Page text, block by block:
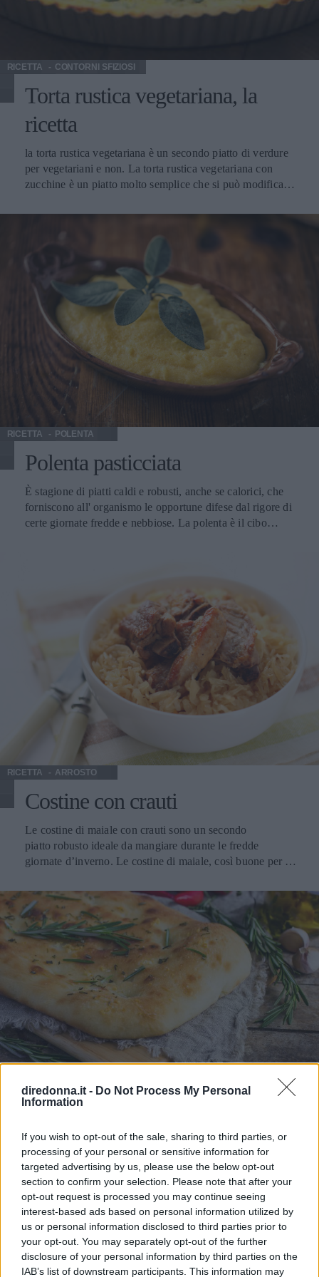
diredonna.it - Do Not Process My Personal
Information
If you wish to opt-out of the sale, sharing to third parties, or
processing of your personal or sensitive information for
targeted advertising by us, please use the below opt-out
section to confirm your selection. Please note that after your
opt-out request is processed you may continue seeing
interest-based ads based on personal information utilized by
us or personal information disclosed to third parties prior to
your opt-out. You may separately opt-out of the further
disclosure of your personal information by third parties on the
IAB’s list of downstream participants. This information may
RICETTA CONTORNI SFIZIOSI
Torta rustica vegetariana, la
ricetta
la torta rustica vegetariana è un secondo piatto di verdure
per vegetariani e non. La torta rustica vegetariana con
zucchine è un piatto molto semplice che si può modificare
impegate le zucchine, che si trovano anche in pieno
qualità di gusto e la versatilità per preparare tanti gustosi
primi e secondi piatti e squisiti contorni. Un tortino molto
semplice che piace anche a chi non ama le verdure. Il vino
Albana di Romagna Docg L'Albana di Romagna Doc
Secco, servito ad una temperatura fra i 10 ° ei 12 ° C, si
sposa ottimamente con piatti di pesce, specialmente zuppe
e crostacei, carni bianche, fegato d'oca, pollo in gelatina e
minestre in brodo, misti antipasti, minestre asciutte, risotti,
piatti di uova e formaggi, fritto alla marinara, piatti di
RICETTA POLENTA
Polenta pasticciata
È stagione di piatti caldi e robusti, anche se calorici, che
forniscono all' organismo le opportune difese dal rigore di
certe giornate fredde e nebbiose. La polenta è il cibo
varie, con verdure e formaggi, la polenta è un piatto
conviviale. Oggi la ricetta per una polenta che soddisfa il
gusto e l’appetito. Il vino Il Grignolino d’Asti Doc Vino da
tutto pasto, si adatta ad antipasti e ai primi, a piatti leggeri
moderatamente grassi. Ottimo con i salumi, le minestre
asciutte e in brodo, la polenta, le torte di verdura, arrosti di
carne bianca, l’anatra e il pollame pregiato, le fritture, le
frittate e altri piatti di mezzo tipici del Piemonte. La giusta
temperatura di degustazione può variare tra i 15° e i 18°.
RICETTA ARROSTO
Costine con crauti
Le costine di maiale con crauti sono un secondo
piatto robusto ideale da mangiare durante le fredde
giornate d’inverno. Le costine di maiale, così buone per le
tipico piatto invernale. Con 540 calorie per porzione. La
preparazione delle costine è un po’ lunga ma nulla vieta di
raddoppiare le dosi e farne un’occasione di piacevole
incontro con gli amici. Il vino Rosso Conero Riserva Docg
Si abbina perfettamente a primi piatti conditi con sughi di
carne come il timballo di maccheroni al ragù; pietanze a
base di carni rosse come arrosti, brasati e stufati; carni di
selvaggina e formaggi stagionati, costine di maiale
grigliate. È un vino molto fine per piatti di mezzo a base di
carni bianche e ottimo con le specialità in "potacchio"
della cucina marchigiana. In genere, il Rosso Conero si
accosta ottimamente a piatti di carne ricchi di grassi come
vitello, maiale, cinghiale. Si consiglia di degustarlo a una
temperatura di 18°-20°C.
Focaccia al rosmarino
Una ricetta per una stuzzicante focaccia al rosmarino che
potrete utilizzare per le cene in compagnia, magari davanti
al camino. La focaccia, come le pizze, sta ad indicare
armonia, festa insieme, con familiari o amici. La focaccia
fa sempre atmosfera. E poi non è molto calorica: la
focaccia ha solo 480 calorie per porzione. Costa,
ovviamente, un po’ di fatica, ma il risultato ricompensa.